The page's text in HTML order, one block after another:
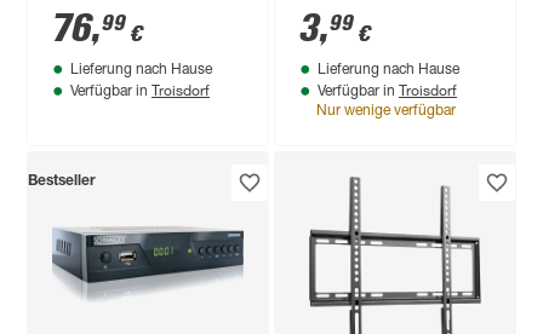
Traglast neigbar,
schwenkbar,
drehbar
76,99 €
Lieferung nach Hause
Verfügbar in Troisdorf
polarweiß glänzend
3,99 €
Lieferung nach Hause
Verfügbar in Troisdorf
Nur wenige verfügbar
Bestseller